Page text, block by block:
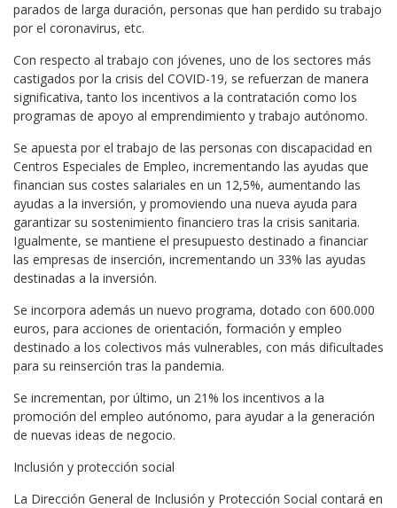
parados de larga duración, personas que han perdido su trabajo
por el coronavirus, etc.
Con respecto al trabajo con jóvenes, uno de los sectores más
castigados por la crisis del COVID-19, se refuerzan de manera
significativa, tanto los incentivos a la contratación como los
programas de apoyo al emprendimiento y trabajo autónomo.
Se apuesta por el trabajo de las personas con discapacidad en
Centros Especiales de Empleo, incrementando las ayudas que
financian sus costes salariales en un 12,5%, aumentando las
ayudas a la inversión, y promoviendo una nueva ayuda para
garantizar su sostenimiento financiero tras la crisis sanitaria.
Igualmente, se mantiene el presupuesto destinado a financiar
las empresas de inserción, incrementando un 33% las ayudas
destinadas a la inversión.
Se incorpora además un nuevo programa, dotado con 600.000
euros, para acciones de orientación, formación y empleo
destinado a los colectivos más vulnerables, con más dificultades
para su reinserción tras la pandemia.
Se incrementan, por último, un 21% los incentivos a la
promoción del empleo autónomo, para ayudar a la generación
de nuevas ideas de negocio.
Inclusión y protección social
La Dirección General de Inclusión y Protección Social contará en